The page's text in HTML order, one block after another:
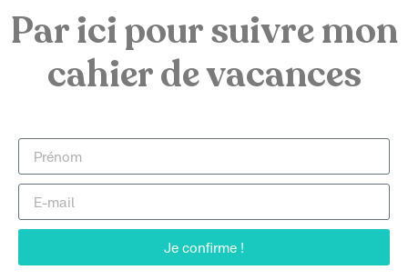
Par ici pour suivre mon
cahier de vacances
Je confirme !